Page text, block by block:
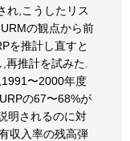
れ,こうしたリス
の観点から前
を推計し直すと
再推計を試みた.
〜2000年度
の67〜68%が
明されるのに対
収入率の残高弾